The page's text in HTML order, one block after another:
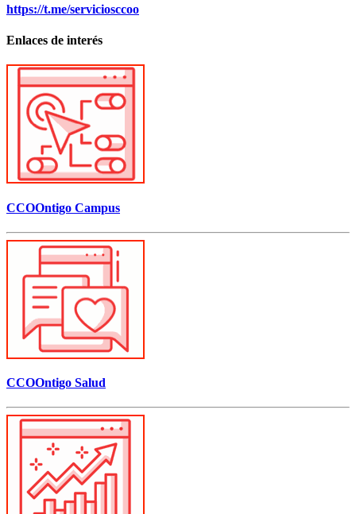
https://t.me/serviciosccoo
Enlaces de interés
CCOOntigo Campus
CCOOntigo Salud